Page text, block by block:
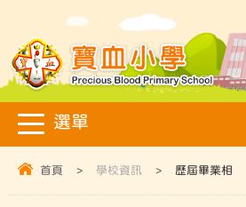
首頁 > 學校資訊 > 歷屆畢業相